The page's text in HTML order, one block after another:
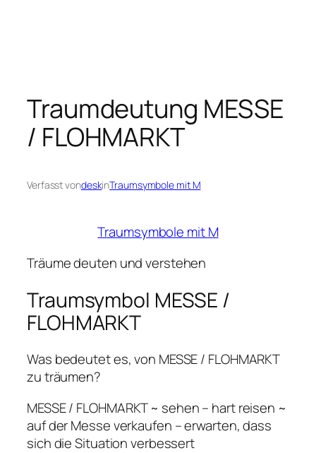
Traumdeutung MESSE
/ FLOHMARKT
Verfasst vondeskinTraumsymbole mit M
Traumsymbole mit M
Träume deuten und verstehen
Traumsymbol MESSE /
FLOHMARKT
Was bedeutet es, von MESSE / FLOHMARKT
zu träumen?
MESSE / FLOHMARKT ~ sehen – hart reisen ~
auf der Messe verkaufen – erwarten, dass
sich die Situation verbessert